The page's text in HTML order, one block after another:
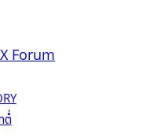
Forum
ຕໍ່